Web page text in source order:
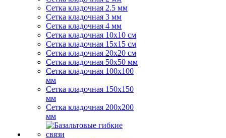
Сетка кладочная 2.5 мм
Сетка кладочная 3 мм
Сетка кладочная 4 мм
Сетка кладочная 10x10 см
Сетка кладочная 15x15 см
Сетка кладочная 20x20 см
Сетка кладочная 50x50 мм
Сетка кладочная 100x100
мм
Сетка кладочная 150x150
мм
Сетка кладочная 200x200
мм